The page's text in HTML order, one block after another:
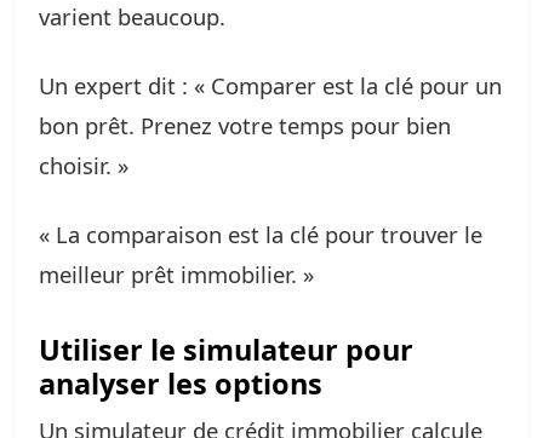
varient beaucoup.
Un expert dit : « Comparer est la clé pour un
bon prêt. Prenez votre temps pour bien
choisir. »
« La comparaison est la clé pour trouver le
meilleur prêt immobilier. »
Utiliser le simulateur pour
analyser les options
Un simulateur de crédit immobilier calcule